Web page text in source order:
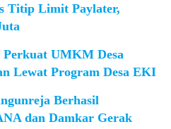
Titip Limit Paylater,
UMKM Desa
Lewat Program Desa EKI
Berhasil
dan Damkar Gerak